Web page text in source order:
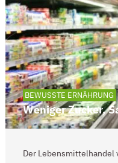
BEWUSSTE ERNÄHRUNG
Weniger Zucker,
Der Lebensmittelhandel